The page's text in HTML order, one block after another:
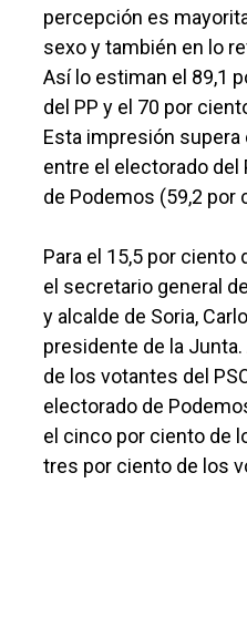
percepción es
sexo y también en lo
Así lo estiman el 89,1
del PP y el 70 por
Esta impresión
entre el electorado del
de Podemos (59,2 por
Para el 15,5 por
el secretario general
y alcalde de Soria,
presidente de la
de los votantes del
electorado de
el cinco por ciento de
tres por ciento de los